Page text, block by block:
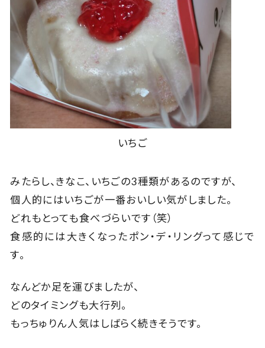
いちご
みたらし、きなこ、いちごの3種類があるのですが、
個人的にはいちごが一番おいしい気がしました。
どれもとっても食べづらいです（笑）
食感的には大きくなったポン・デ・リングって感じで
す。
なんどか足を運びましたが、
どのタイミングも大行列。
もっちゅりん人気はしばらく続きそうです。